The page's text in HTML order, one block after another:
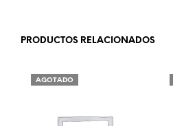
PRODUCTOS RELACIONADOS
AGOTADO